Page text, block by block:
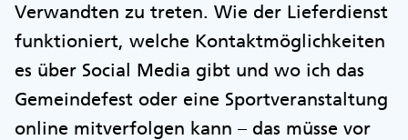
Verwandten zu treten. Wie der Lieferdienst
funktioniert, welche Kontaktmöglichkeiten
es über Social Media gibt und wo ich das
Gemeindefest oder eine Sportveranstaltung
online mitverfolgen kann – das müsse vor